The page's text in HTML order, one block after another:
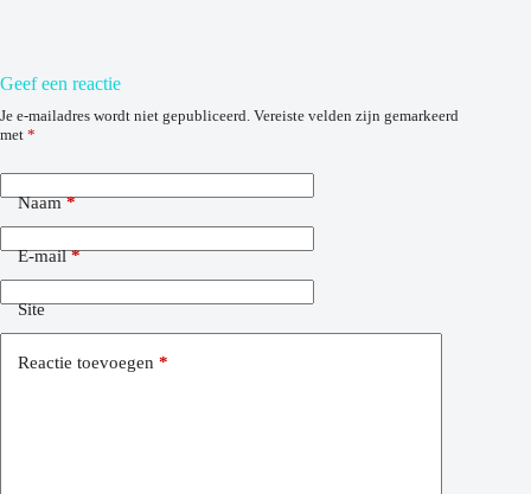
Geef een reactie
Je e-mailadres wordt niet gepubliceerd. Vereiste velden zijn gemarkeerd
met *
Naam*
E-mail*
Site
Reactie toevoegen *